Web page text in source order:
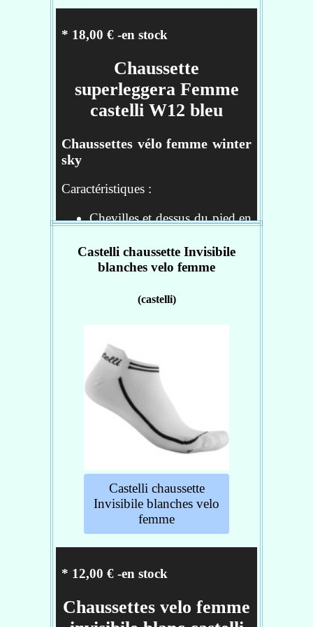
* 18,00 € -en stock
Chaussette
superleggera Femme
castelli W12 bleu
Chaussettes vélo femme winter
sky
Caractéristiques :
Chevilles et dessus du pied en
confort optimal
Construction à 200 aiguilles
Bande de soutien au milieu
Fils Q Skin avec ions argent
antimicrobiens pour réduire
les odeurs
poids : 41 g
Tailles :
S/M : 35/38
L/XL : 39/41
Caractéristiques : 4521063-486
Castelli chaussette Invisibile
blanches velo femme
(castelli)
Castelli chaussette
Invisibile blanches velo
femme
* 12,00 € -en stock
Chaussettes velo femme